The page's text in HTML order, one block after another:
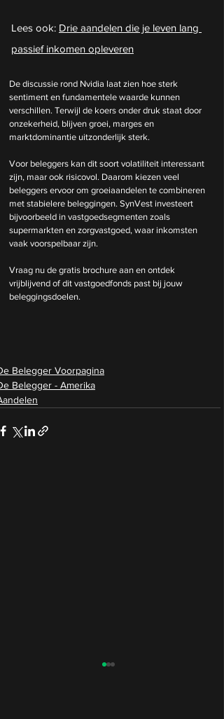
Lees ook: Drie aandelen die je leven lang
passief inkomen opleveren
De discussie rond Nvidia laat zien hoe sterk
sentiment en fundamentele waarde kunnen
verschillen. Terwijl de koers onder druk staat door
onzekerheid, blijven groei, marges en
marktdominantie uitzonderlijk sterk.
Voor beleggers kan dit soort volatiliteit interessant
zijn, maar ook risicovol. Daarom kiezen veel
beleggers ervoor om groeiaandelen te combineren
met stabielere beleggingen. SynVest investeert
bijvoorbeeld in vastgoedsegmenten zoals
supermarkten en zorgvastgoed, waar inkomsten
vaak voorspelbaar zijn.
Vraag nu de gratis brochure aan en ontdek
vrijblijvend of dit vastgoedfonds past bij jouw
beleggingsdoelen.
Belegger Voorpagina
Belegger - Amerika